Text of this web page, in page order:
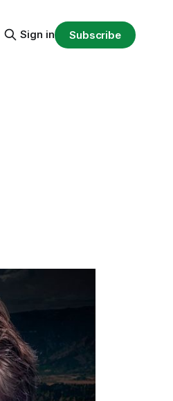
Sign in Subscribe